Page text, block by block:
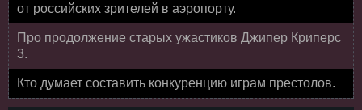
от российских зрителей в аэропорту.
Про продолжение старых ужастиков Джипер Криперс
3.
Кто думает составить конкуренцию играм престолов.